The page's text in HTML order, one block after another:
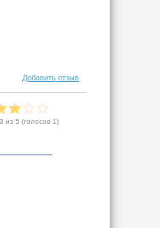
Добавить отзыв
3 из 5 (голосов 1)